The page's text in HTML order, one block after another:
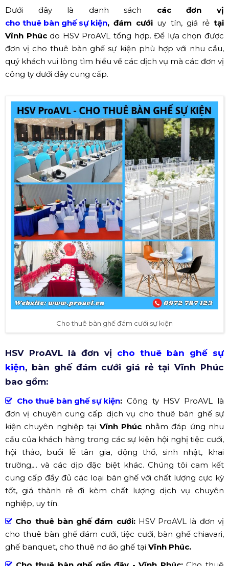
Dưới đây là danh sách các đơn vị
cho thuê bàn ghế sự kiện, đám cưới uy tín, giá rẻtại
Vĩnh Phúcdo HSV ProAVL tổng hợp. Để lựa chọn được
đơn vị cho thuê bàn ghế sự kiện phù hợp với nhu cầu,
quý khách vui lòng tìm hiểu về các dịch vụ mà các đơn vị
công ty dưới đây cung cấp.
Cho thuê bàn ghế đám cưới sự kiện
HSV ProAVL là đơn vị cho thuê bàn ghế sự
kiện, bàn ghế đám cưới giá rẻ tại Vĩnh Phúc
bao gồm:
Cho thuê bàn ghế sự kiện: Công ty HSV ProAVL là
đơn vị chuyên cung cấp dịch vụ cho thuê bàn ghế sự
kiện chuyên nghiệp tại Vĩnh Phúc nhằm đáp ứng nhu
cầu của khách hàng trong các sự kiện hội nghị tiệc cưới,
hội thảo, buổi lễ tân gia, động thổ, sinh nhật, khai
trường,... và các dịp đặc biệt khác. Chúng tôi cam kết
cung cấp đầy đủ các loại bàn ghế với chất lượng cực kỳ
tốt, giá thành rẻ đi kèm chất lượng dịch vụ chuyên
nghiệp, uy tín.
Cho thuê bàn ghế đám cưới: HSV ProAVL là đơn vị
cho thuê bàn ghế đám cưới, tiệc cưới, bàn ghế chiavari,
ghế banquet, cho thuê nơ áo ghế tại Vĩnh Phúc.